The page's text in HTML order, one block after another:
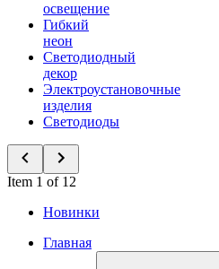
освещение
Гибкий
неон
Светодиодный
декор
Электроустановочные
изделия
Светодиоды
Item 1 of 12
Новинки
Главная